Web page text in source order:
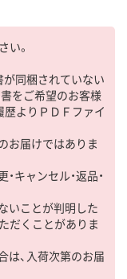
い。
が同梱されていない
をご希望のお客様
歴よりＰＤＦファイ
お届けではありま
キャンセル・返品・
いことが判明した
だくことがありま
は、入荷次第のお届